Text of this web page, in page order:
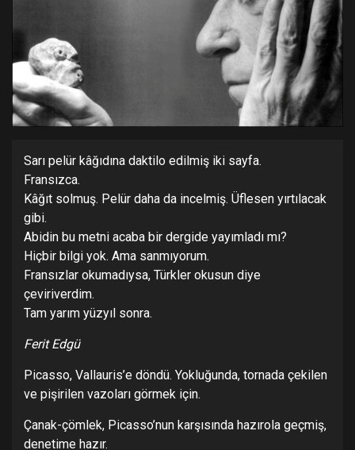
Sarı pelür kâğıdına daktilo edilmiş iki sayfa.
Fransızca.
Kâğıt solmuş. Pelür daha da incelmiş. Üflesen yırtılacak
gibi.
Abidin bu metni acaba bir dergide yayımladı mı?
Hiçbir bilgi yok. Ama sanmıyorum.
Fransızlar okumadıysa, Türkler okusun diye
çeviriverdim.
Tam yarım yüzyıl sonra.
Ferit Edgü
Picasso, Vallauris’e döndü. Yokluğunda, tornada çekilen
ve pişirilen vazoları görmek için.
Çanak-çömlek, Picasso’nun karşısında hazırola geçmiş,
denetime hazır.